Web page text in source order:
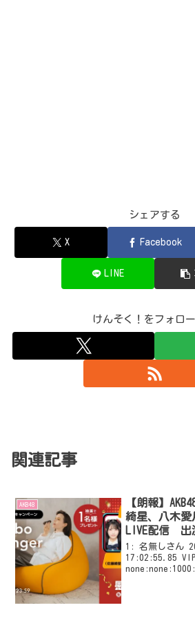
シェアする
X Facebook
LINE
けんそく！をフォロ
関連記事
AKB48
【朗報】
綺星、八木愛
LIVE配信 出
1: 名無しさん
17:02:55.85